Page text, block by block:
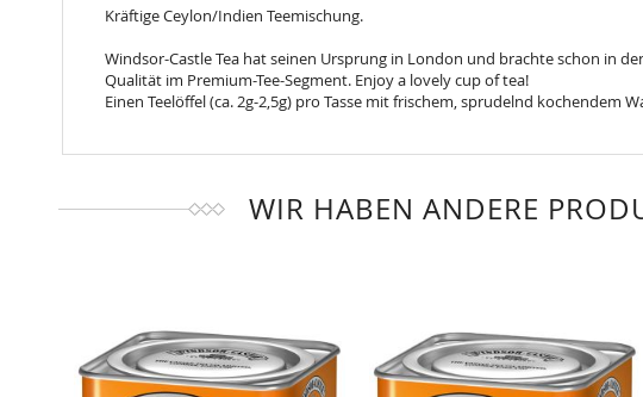
imagesKräftige Ceylon/Indien Teemischung.
Windsor-Castle Tea hat seinen Ursprung in London und brachte schon in
Qualität im Premium-Tee-Segment. Enjoy a lovely cup of tea!
Einen Teelöffel (ca. 2g-2,5g) pro Tasse mit frischem, sprudelnd kochendem
WIR HABEN ANDERE